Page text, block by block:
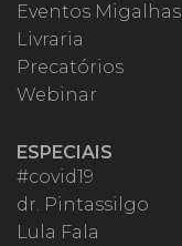
Eventos Migalhas
Livraria
Precatórios
Webinar
ESPECIAIS
#covid19
dr. Pintassilgo
Lula Fala